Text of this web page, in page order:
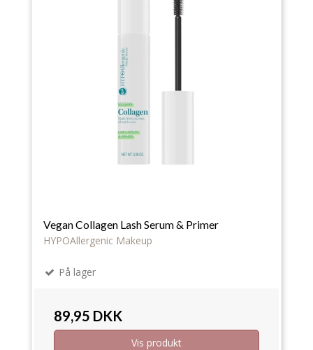
Vegan Collagen Lash Serum & Primer
HYPOAllergenic Makeup
På lager
89,95 DKK
Vis produkt